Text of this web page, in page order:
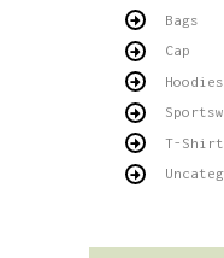
Bags
Cap
Hoodies
T-